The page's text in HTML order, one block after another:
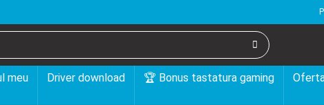
meu Driver download 🏆 Bonus tastatura gaming